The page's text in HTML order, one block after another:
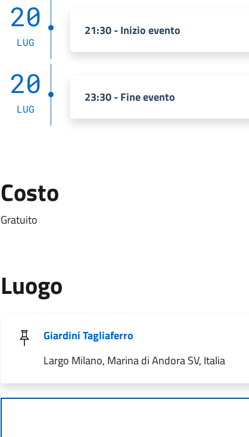
20
LUG
21:30 - Inizio evento
20
LUG
23:30 - Fine evento
Costo
Gratuito
Luogo
Giardini Tagliaferro
Largo Milano, Marina di Andora SV, Italia